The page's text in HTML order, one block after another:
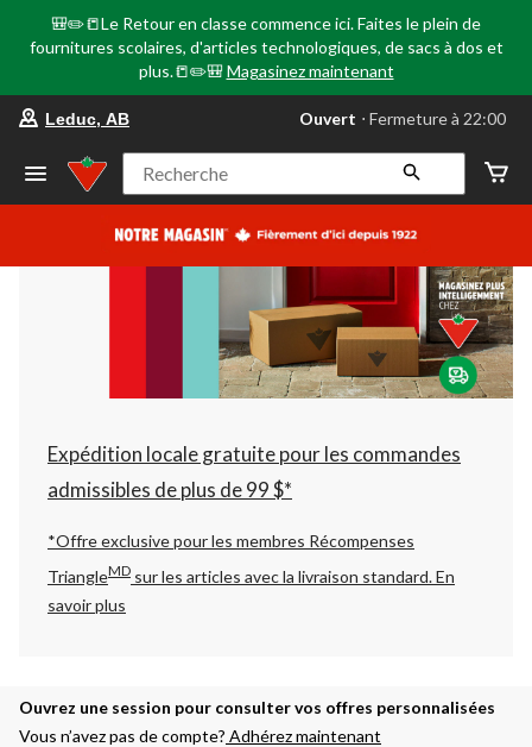
🎒✏️📒Le Retour en classe commence ici. Faites le plein de
fournitures scolaires, d'articles technologiques, de sacs à dos et
plus.📒✏️🎒 Magasinez maintenant
votre
préféré
Leduc,
AB,
courament
Fermeture
à
22:00
cliquer
pour
changer
Leduc, AB Ouvert ⋅ Fermeture à 22:00
Recherche
Expédition locale gratuite pour les commandes
admissibles de plus de 99 $*
*Offre exclusive pour les membres Récompenses
TriangleMD sur les articles avec la livraison standard.En
savoir plus
Ouvrez une session pour consulter vos offres personnalisées
Vous n’avez pas de compte? Adhérez maintenant